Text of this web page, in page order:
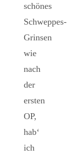
schönes
Schweppes-
Grinsen
wie
nach
der
ersten
OP,
hab‘
ich